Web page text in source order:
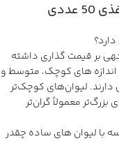
بر قیمت گذاری داشته
های کوچک، متوسط و
لیوان‌های کوچک‌تر
معمولاً گران‌تر
با لیوان های ساده چقدر